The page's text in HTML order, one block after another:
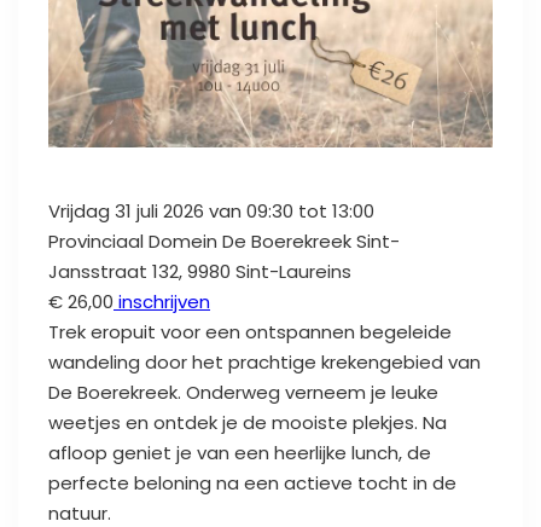
Vrijdag 31 juli 2026 van 09:30 tot 13:00
Provinciaal Domein De BoerekreekSint-
Jansstraat 132, 9980 Sint-Laureins
€ 26,00 inschrijven
Trek eropuit voor een ontspannen begeleide
wandeling door het prachtige krekengebied van
De Boerekreek. Onderweg verneem je leuke
weetjes en ontdek je de mooiste plekjes. Na
afloop geniet je van een heerlijke lunch, de
perfecte beloning na een actieve tocht in de
natuur.